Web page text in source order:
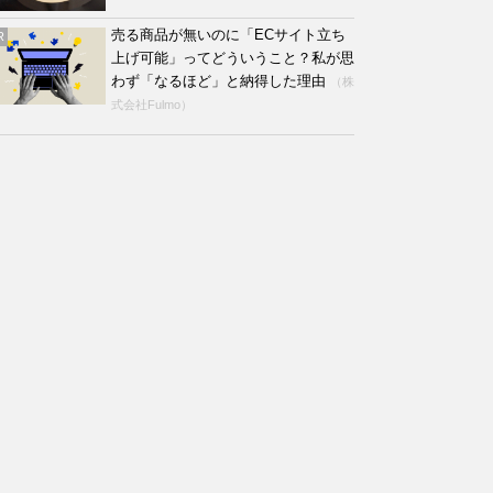
売る商品が無いのに「ECサイト立ち
上げ可能」ってどういうこと？私が思
わず「なるほど」と納得した理由
（株
式会社Fulmo）